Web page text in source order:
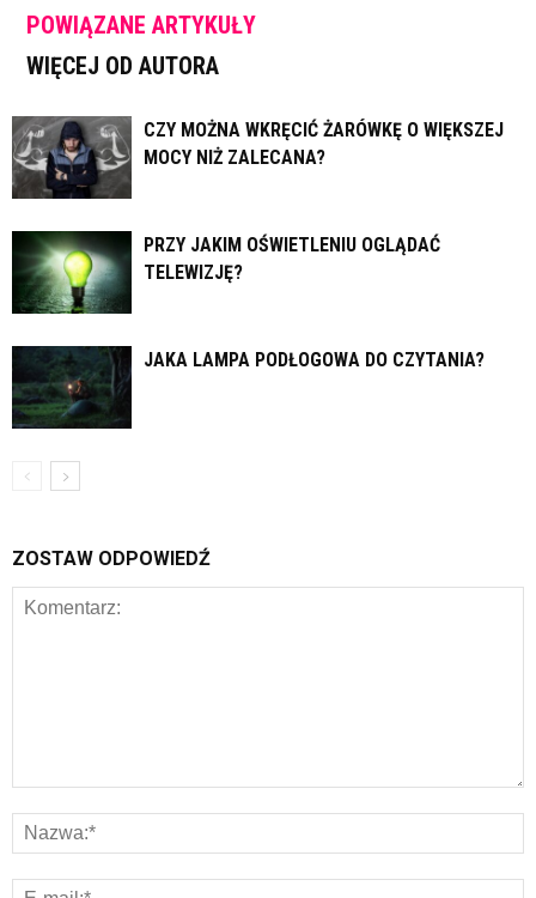
POWIĄZANE ARTYKUŁY
WIĘCEJ OD AUTORA
CZY MOŻNA WKRĘCIĆ ŻARÓWKĘ O WIĘKSZEJ
MOCY NIŻ ZALECANA?
PRZY JAKIM OŚWIETLENIU OGLĄDAĆ
TELEWIZJĘ?
JAKA LAMPA PODŁOGOWA DO CZYTANIA?
ZOSTAW ODPOWIEDŹ